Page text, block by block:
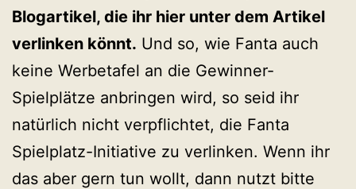
Blogartikel, die ihr hier unter dem Artikel
verlinken könnt. Und so, wie Fanta auch
keine Werbetafel an die Gewinner-
Spielplätze anbringen wird, so seid ihr
natürlich nicht verpflichtet, die Fanta
Spielplatz-Initiative zu verlinken. Wenn ihr
das aber gern tun wollt, dann nutzt bitte